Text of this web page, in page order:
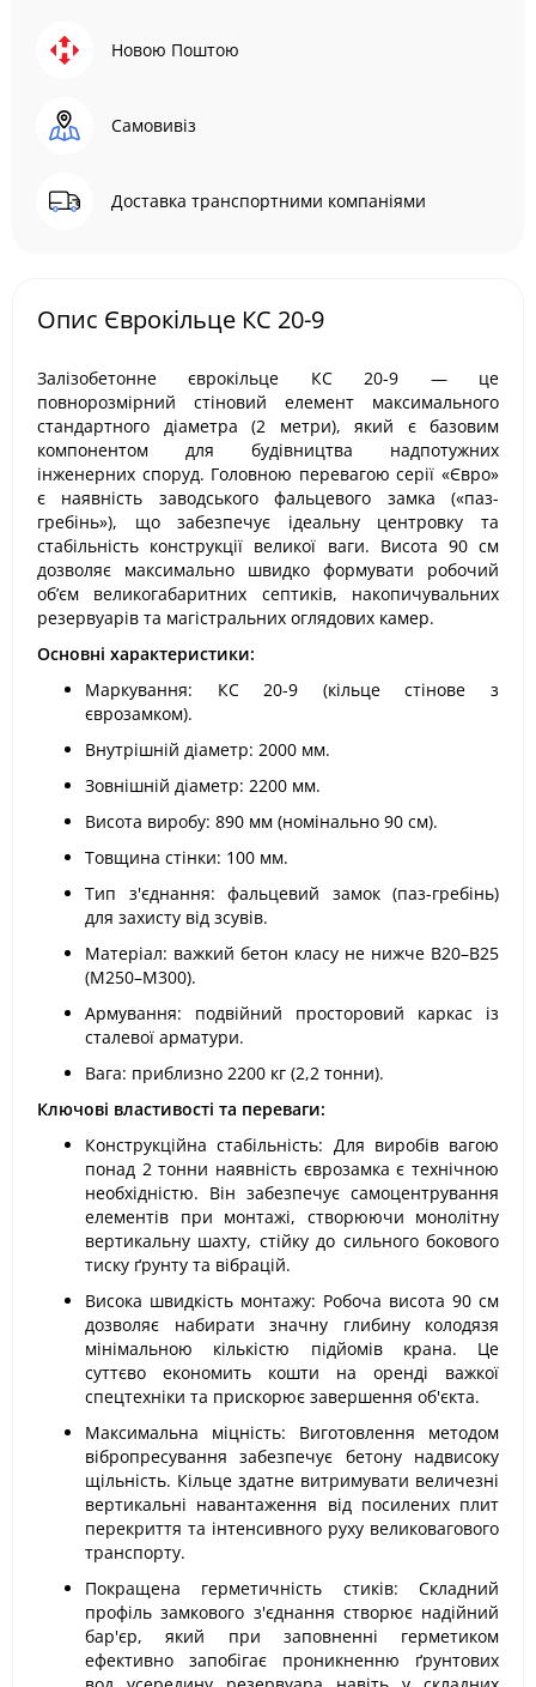
Новою Поштою
Самовивіз
Доставка транспортними компаніями
Опис Єврокільце КС 20-9
Залізобетонне єврокільце КС 20-9 — це
повнорозмірний стіновий елемент максимального
стандартного діаметра (2 метри), який є базовим
компонентом для будівництва надпотужних
інженерних споруд. Головною перевагою серії «Євро»
є наявність заводського фальцевого замка («паз-
гребінь»), що забезпечує ідеальну центровку та
стабільність конструкції великої ваги. Висота 90 см
дозволяє максимально швидко формувати робочий
об’єм великогабаритних септиків, накопичувальних
резервуарів та магістральних оглядових камер.
Основні характеристики:
Маркування: КС 20-9 (кільце стінове з
єврозамком).
Внутрішній діаметр: 2000 мм.
Зовнішній діаметр: 2200 мм.
Висота виробу: 890 мм (номінально 90 см).
Товщина стінки: 100 мм.
Тип з'єднання: фальцевий замок (паз-гребінь)
для захисту від зсувів.
Матеріал: важкий бетон класу не нижче В20–В25
(М250–М300).
Армування: подвійний просторовий каркас із
сталевої арматури.
Вага: приблизно 2200 кг (2,2 тонни).
Ключові властивості та переваги:
Конструкційна стабільність: Для виробів вагою
понад 2 тонни наявність єврозамка є технічною
необхідністю. Він забезпечує самоцентрування
елементів при монтажі, створюючи монолітну
вертикальну шахту, стійку до сильного бокового
тиску ґрунту та вібрацій.
Висока швидкість монтажу: Робоча висота 90 см
дозволяє набирати значну глибину колодязя
мінімальною кількістю підйомів крана. Це
суттєво економить кошти на оренді важкої
спецтехніки та прискорює завершення об'єкта.
Максимальна міцність: Виготовлення методом
вібропресування забезпечує бетону надвисоку
щільність. Кільце здатне витримувати величезні
вертикальні навантаження від посилених плит
перекриття та інтенсивного руху великовагового
транспорту.
Покращена герметичність стиків: Складний
профіль замкового з'єднання створює надійний
бар'єр, який при заповненні герметиком
ефективно запобігає проникненню ґрунтових